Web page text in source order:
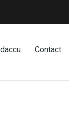
Contact